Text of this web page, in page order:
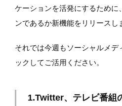
ケーションを活発にするために
ンであるか新機能をリリースし
それでは今週もソーシャルメデ
ックしてご活用ください。
1.Twitter、テレビ番組